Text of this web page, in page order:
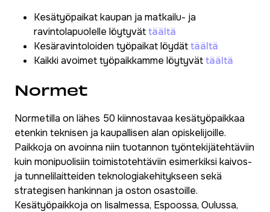
Kesätyöpaikat kaupan ja matkailu- ja
ravintolapuolelle löytyvättäältä
Kesäravintoloiden työpaikat löydättäältä
Kaikki avoimet työpaikkamme löytyvättäältä
Normet
Normetilla on lähes 50 kiinnostavaa kesätyöpaikkaa
etenkin teknisen ja kaupallisen alan opiskelijoille.
Paikkoja on avoinna niin tuotannon työntekijätehtäviin
kuin monipuolisiin toimistotehtäviin esimerkiksi kaivos-
ja tunnelilaitteiden teknologiakehitykseen sekä
strategisen hankinnan ja oston osastoille.
Kesätyöpaikkoja on Iisalmessa, Espoossa, Oulussa,